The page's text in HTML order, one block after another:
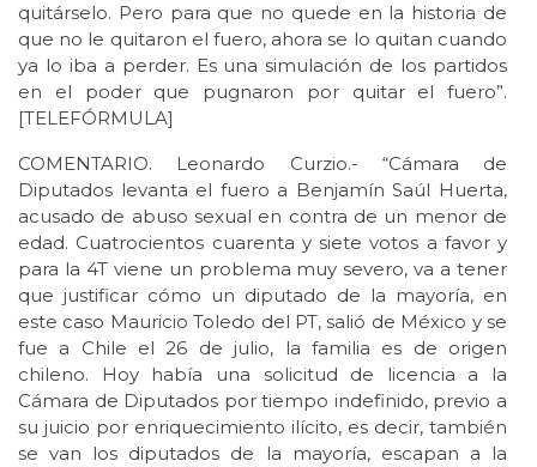
quitárselo. Pero para que no quede en la historia de
que no le quitaron el fuero, ahora se lo quitan cuando
ya lo iba a perder. Es una simulación de los partidos
en el poder que pugnaron por quitar el fuero”.
[TELEFÓRMULA]
COMENTARIO. Leonardo Curzio.- “Cámara de
Diputados levanta el fuero a Benjamín Saúl Huerta,
acusado de abuso sexual en contra de un menor de
edad. Cuatrocientos cuarenta y siete votos a favor y
para la 4T viene un problema muy severo, va a tener
que justificar cómo un diputado de la mayoría, en
este caso Mauricio Toledo del PT, salió de México y se
fue a Chile el 26 de julio, la familia es de origen
chileno. Hoy había una solicitud de licencia a la
Cámara de Diputados por tiempo indefinido, previo a
su juicio por enriquecimiento ilícito, es decir, también
se van los diputados de la mayoría, escapan a la